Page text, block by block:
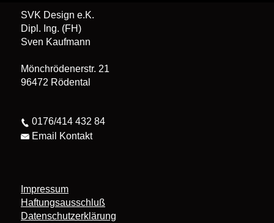
SVK Design e.K.
Dipl. Ing. (FH)
Sven Kaufmann
Mönchrödenerstr. 21
96472 Rödental
0176/414 432 84
Email Kontakt
Impressum
Haftungsausschluß
Datenschutzerklärung